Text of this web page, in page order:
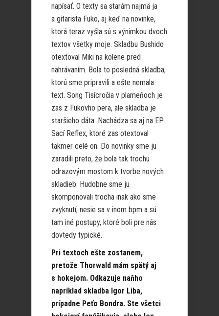
napísať. O texty sa starám najmä ja
a gitarista Fuko, aj keď na novinke,
ktorá teraz vyšla sú s výnimkou dvoch
textov všetky moje. Skladbu Bushido
otextoval Miki na kolene pred
nahrávaním. Bola to posledná skladba,
ktorú sme pripravili a ešte nemala
text. Song Tisícročia v plameňoch je
zas z Fukovho pera, ale skladba je
staršieho dáta. Nachádza sa aj na EP
Sací Reflex, ktoré zas otextoval
takmer celé on. Do novinky sme ju
zaradili preto, že bola tak trochu
odrazovým mostom k tvorbe nových
skladieb. Hudobne sme ju
skomponovali trocha inak ako sme
zvyknutí, nesie sa v inom bpm a sú
tam iné postupy, ktoré boli pre nás
dovtedy typické.
Pri textoch ešte zostanem,
pretože Thorwald mám spätý aj
s hokejom. Odkazuje naňho
napríklad skladba Igor Liba,
prípadne Peťo Bondra. Ste všetci